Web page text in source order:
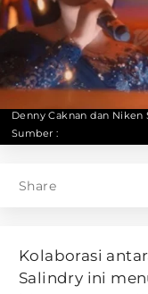
Denny Caknan dan Niken
Sumber :
Share
Kolaborasi
Salindry ini